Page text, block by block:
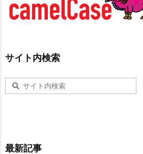
サイト内検索
最新記事